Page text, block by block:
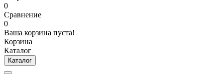
0
Сравнение
0
Ваша корзина пуста!
Корзина
Каталог
Каталог